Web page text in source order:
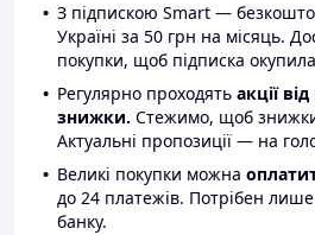
З підпискою Smart —
Україні за 50 грн на місяць.
покупки, щоб підписка
Регулярно проходять акції
знижки. Стежимо, щоб
Актуальні пропозиції — на
Великі покупки можна
до 24 платежів. Потрібен
банку.